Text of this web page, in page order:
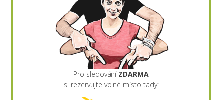
Pro sledování ZDARMA
si rezervujte volné místo tady: